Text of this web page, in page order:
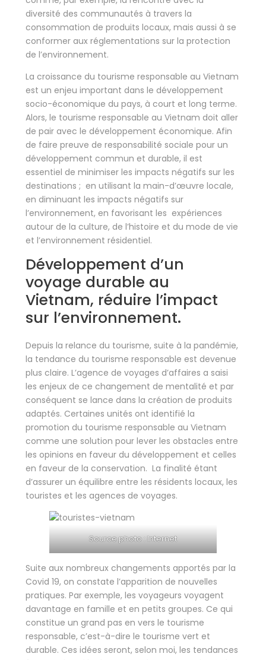
diversité des communautés à travers la
consommation de produits locaux, mais aussi à se
conformer aux réglementations sur la protection
de l’environnement.
La croissance du tourisme responsable au Vietnam
est un enjeu important dans le développement
socio-économique du pays, à court et long terme.
Alors, le tourisme responsable au Vietnam doit aller
de pair avec le développement économique. Afin
de faire preuve de responsabilité sociale pour un
développement commun et durable, il est
essentiel de minimiser les impacts négatifs sur les
destinations ; en utilisant la main-d’œuvre locale,
en diminuant les impacts négatifs sur
l’environnement, en favorisant les expériences
autour de la culture, de l’histoire et du mode de vie
et l’environnement résidentiel.
Développement d’un
voyage durable au
Vietnam, réduire l’impact
sur l’environnement.
Depuis la relance du tourisme, suite à la pandémie,
la tendance du tourisme responsable est devenue
plus claire. L’agence de voyages d’affaires a saisi
les enjeux de ce changement de mentalité et par
conséquent se lance dans la création de produits
adaptés. Certaines unités ont identifié la
promotion du tourisme responsable au Vietnam
comme une solution pour lever les obstacles entre
les opinions en faveur du développement et celles
en faveur de la conservation. La finalité étant
d’assurer un équilibre entre les résidents locaux, les
touristes et les agences de voyages.
Source photo : Internet
Suite aux nombreux changements apportés par la
Covid 19, on constate l’apparition de nouvelles
pratiques. Par exemple, les voyageurs voyagent
davantage en famille et en petits groupes. Ce qui
constitue un grand pas en vers le tourisme
responsable, c’est-à-dire le tourisme vert et
durable. Ces idées seront, selon moi, les tendances